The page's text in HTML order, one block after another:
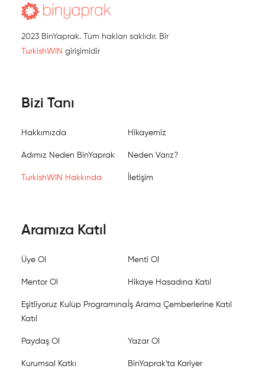
2023 BinYaprak. Tüm hakları saklıdır. Bir
TurkishWIN girişimidir
Bizi Tanı
Hakkımızda Hikayemiz
Adımız Neden BinYaprak Neden Varız?
TurkishWIN Hakkında İletişim
Aramıza Katıl
Üye Ol Menti Ol
Mentor Ol Hikaye Hasadına Katıl
Eşitliyoruz Kulüp Programına
Katıl
İş Arama Çemberlerine Katıl
Paydaş Ol Yazar Ol
Kurumsal Katkı BinYaprak'ta Kariyer